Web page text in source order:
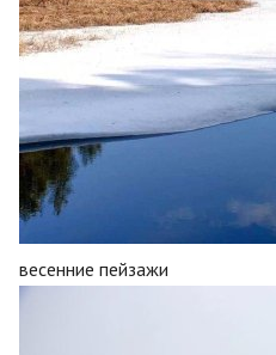
весенние пейзажи